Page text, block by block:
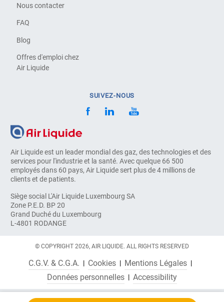
Air Liquide est un leader mondial des gaz, des technologies et des
services pour l'industrie et la santé. Avec quelque 66 500
employés dans 60 pays, Air Liquide sert plus de 4 millions de
clients et de patients.
Siège social L'Air Liquide Luxembourg SA
Zone P.E.D. BP 20
Grand Duché du Luxembourg
L-4801 RODANGE
Nous contacter
FAQ
Blog
Offres d'emploi chez
Air Liquide
SUIVEZ-NOUS
© COPYRIGHT 2026, AIR LIQUIDE. ALL RIGHTS RESERVED
C.G.V. & C.G.A. Cookies
Mentions Légales
Données personnelles
Accessibility